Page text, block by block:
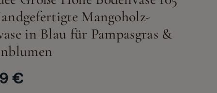
image
View larger imageView larger imageView larger image
Mangoholz-
in Blau für Pampasgras &
€